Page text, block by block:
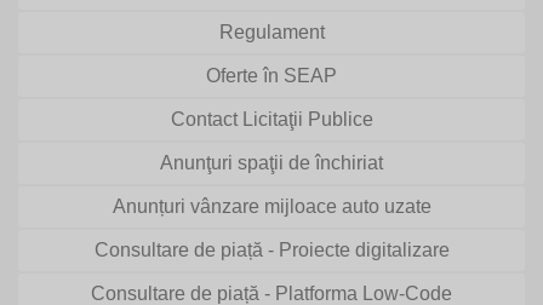
Regulament
Oferte în SEAP
Contact Licitaţii Publice
Anunţuri spaţii de închiriat
Anunțuri vânzare mijloace auto uzate
Consultare de piață - Proiecte digitalizare
Consultare de piață - Platforma Low-Code